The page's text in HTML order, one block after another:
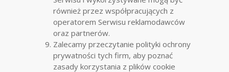
również przez współpracujących z
operatorem Serwisu reklamodawców
oraz partnerów.
Zalecamy przeczytanie polityki ochrony
prywatności tych firm, aby poznać
zasady korzystania z plików cookie